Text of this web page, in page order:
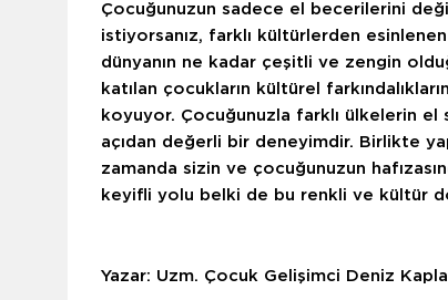
Çocuğunuzun sadece el becerilerini
istiyorsanız, farklı kültürlerden
dünyanın ne kadar çeşitli ve zengin
katılan çocukların kültürel
koyuyor. Çocuğunuzla farklı ülkelerin el
açıdan değerli bir deneyimdir. Birlikte
zamanda sizin ve çocuğunuzun
keyifli yolu belki de bu renkli ve kültür
Yazar: Uzm. Çocuk Gelişimci Deniz